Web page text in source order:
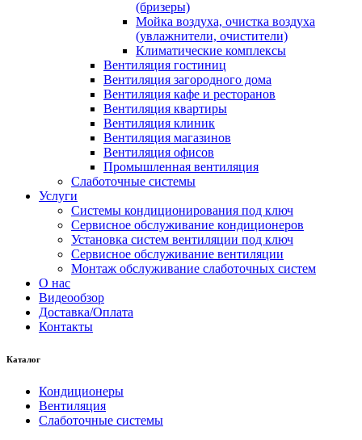
(бризеры)
Мойка воздуха, очистка воздуха
(увлажнители, очистители)
Климатические комплексы
Вентиляция гостиниц
Вентиляция загородного дома
Вентиляция кафе и ресторанов
Вентиляция квартиры
Вентиляция клиник
Вентиляция магазинов
Вентиляция офисов
Промышленная вентиляция
Слаботочные системы
Услуги
Системы кондиционирования под ключ
Сервисное обслуживание кондиционеров
Установка систем вентиляции под ключ
Сервисное обслуживание вентиляции
Монтаж обслуживание слаботочных систем
О нас
Видеообзор
Доставка/Оплата
Контакты
Каталог
Кондиционеры
Вентиляция
Слаботочные системы